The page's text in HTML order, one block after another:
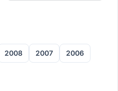
2008 2007 2006